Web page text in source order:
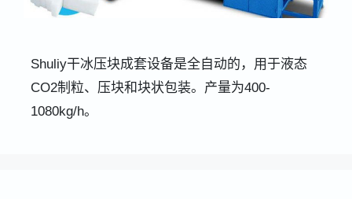
Shuliy干冰压块成套设备是全自动的，用于液态
CO2制粒、压块和块状包装。产量为400-
1080kg/h。